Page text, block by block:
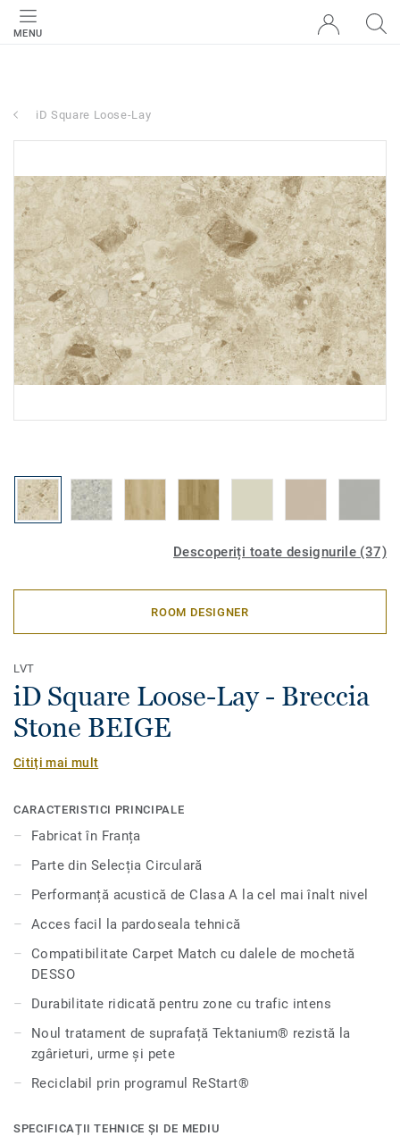
MENU
iD Square Loose-Lay
Descoperiți toate designurile (37)
ROOM DESIGNER
LVT
iD Square Loose-Lay - Breccia
Stone BEIGE
Citiți mai mult
CARACTERISTICI PRINCIPALE
Fabricat în Franța
Parte din Selecția Circulară
Performanță acustică de Clasa A la cel mai înalt nivel
Acces facil la pardoseala tehnică
Compatibilitate Carpet Match cu dalele de mochetă
DESSO
Durabilitate ridicată pentru zone cu trafic intens
Noul tratament de suprafață Tektanium® rezistă la
zgârieturi, urme și pete
Reciclabil prin programul ReStart®
SPECIFICAȚII TEHNICE ȘI DE MEDIU